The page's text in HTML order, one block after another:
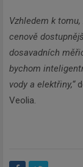
Vzhledem k
cenově
dosavadních
bychom
vody a elektřiny,“
Veolia.